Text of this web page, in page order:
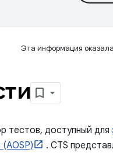
Эта информация
тестов, доступный для
. CTS